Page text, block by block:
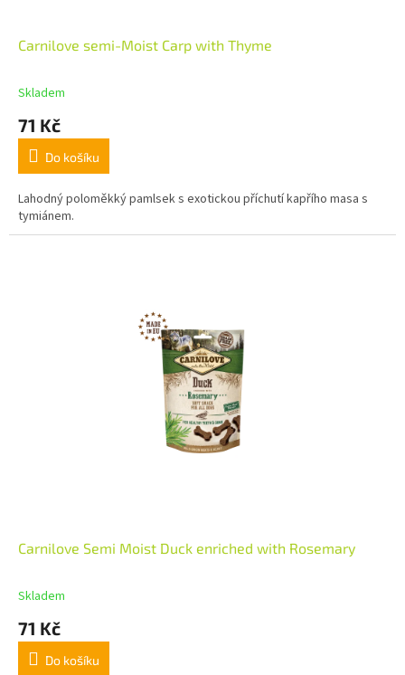
Carnilove semi-Moist Carp with Thyme
Skladem
71 Kč
Do košíku
Lahodný poloměkký pamlsek s exotickou příchutí kapřího masa s
tymiánem.
Carnilove Semi Moist Duck enriched with Rosemary
Skladem
71 Kč
Do košíku